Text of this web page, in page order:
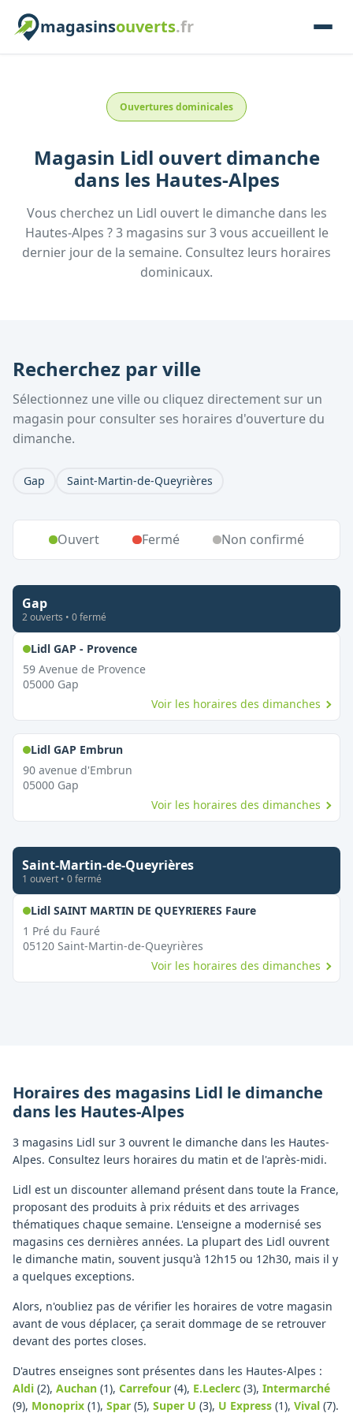
magasinsouverts.fr
Ouvertures dominicales
Magasin Lidl ouvert dimanche
dans les Hautes-Alpes
Vous cherchez un Lidl ouvert le dimanche dans les
Hautes-Alpes ?3 magasins sur 3 vous accueillentle
dernier jour de la semaine. Consultez leurs horaires
dominicaux.
Recherchez par ville
Sélectionnez une ville ou cliquez directement sur un
magasin pour consulter ses horaires d'ouverture du
dimanche.
Gap Saint-Martin-de-Queyrières
Ouvert Fermé Non confirmé
Gap
2ouverts • 0fermé
Lidl GAP - Provence,
59 Avenue de Provence
05000 Gap
Voir les horaires des dimanches
Lidl GAP Embrun,
90 avenue d'Embrun
05000 Gap
Voir les horaires des dimanches
Saint-Martin-de-Queyrières
1 ouvert • 0fermé
Lidl SAINT MARTIN DE QUEYRIERES Faure,
1 Pré du Fauré
05120 Saint-Martin-de-Queyrières
Voir les horaires des dimanches
Horaires des magasins Lidl le dimanche
dans les Hautes-Alpes
3 magasins Lidl sur 3 ouvrent le dimanche dans les Hautes-
Alpes. Consultez leurs horaires du matin et de l'après-midi.
Lidl est un discounter allemand présent dans toute la France,
proposant des produits à prix réduits et des arrivages
thématiques chaque semaine. L'enseigne a modernisé ses
magasins ces dernières années. La plupart des Lidl ouvrent
le dimanche matin, souvent jusqu'à 12h15 ou 12h30, mais il y
a quelques exceptions.
Alors, n'oubliez pas de vérifier les horaires de votre magasin
avant de vous déplacer, ça serait dommage de se retrouver
devant des portes closes.
D'autres enseignes sont présentes dans les Hautes-Alpes :
Aldi (2), Auchan (1), Carrefour (4), E.Leclerc (3), Intermarché
(9), Monoprix (1), Spar (5), Super U (3), U Express (1), Vival (7).